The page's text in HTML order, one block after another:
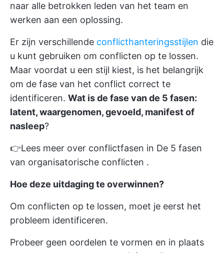
naar alle betrokken leden van het team en
werken aan een oplossing.
Er zijn verschillende conflicthanteringsstijlen die
u kunt gebruiken om conflicten op te lossen.
Maar voordat u een stijl kiest, is het belangrijk
om de fase van het conflict correct te
identificeren. Wat is de fase van de 5 fasen:
latent, waargenomen, gevoeld, manifest of
nasleep?
👉Lees meer over conflictfasen in De 5 fasen
van organisatorische conflicten .
Hoe deze uitdaging te overwinnen?
Om conflicten op te lossen, moet je eerst het
probleem identificeren.
Probeer geen oordelen te vormen en in plaats